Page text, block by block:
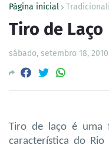
Página inicial
Tiro de Laço
sábado, setembro 18, 2010
Tiro de laço é uma
característica do